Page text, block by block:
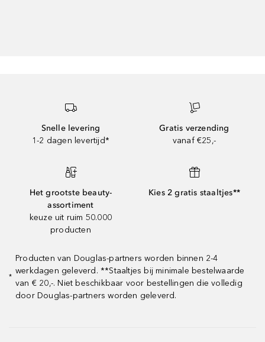
Snelle levering
1-2 dagen levertijd*
Gratis verzending
vanaf €25,-
Het grootste beauty-
assortiment
keuze uit ruim 50.000
producten
Kies 2 gratis staaltjes**
*
Producten van Douglas-partners worden binnen 2-4
werkdagen geleverd. **Staaltjes bij minimale bestelwaarde
van € 20,-. Niet beschikbaar voor bestellingen die volledig
door Douglas-partners worden geleverd.